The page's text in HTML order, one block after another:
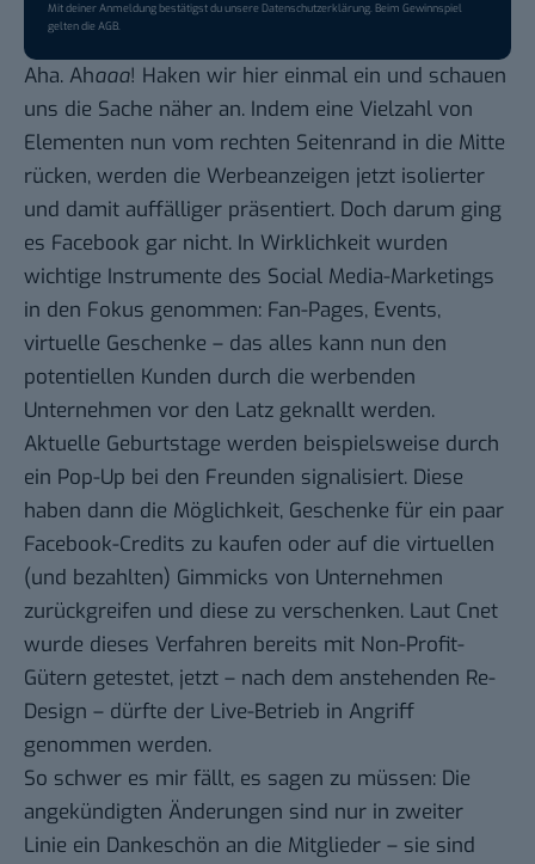
Mit deiner Anmeldung bestätigst du unsereDatenschutzerklärung. Beim Gewinnspiel
gelten dieAGB.
Aha. Ahaaa! Haken wir hier einmal ein und schauen
uns die Sache näher an. Indem eine Vielzahl von
Elementen nun vom rechten Seitenrand in die Mitte
rücken, werden die Werbeanzeigen jetzt isolierter
und damit auffälliger präsentiert. Doch darum ging
es Facebook gar nicht. In Wirklichkeit wurden
wichtige Instrumente des Social Media-Marketings
in den Fokus genommen: Fan-Pages, Events,
virtuelle Geschenke – das alles kann nun den
potentiellen Kunden durch die werbenden
Unternehmen vor den Latz geknallt werden.
Aktuelle Geburtstage werden beispielsweise durch
ein Pop-Up bei den Freunden signalisiert. Diese
haben dann die Möglichkeit, Geschenke für ein paar
Facebook-Credits zu kaufen oder auf die virtuellen
(und bezahlten) Gimmicks von Unternehmen
zurückgreifen und diese zu verschenken. Laut Cnet
wurde dieses Verfahren bereits mit Non-Profit-
Gütern getestet, jetzt – nach dem anstehenden Re-
Design – dürfte der Live-Betrieb in Angriff
genommen werden.
So schwer es mir fällt, es sagen zu müssen: Die
angekündigten Änderungen sind nur in zweiter
Linie ein Dankeschön an die Mitglieder – sie sind